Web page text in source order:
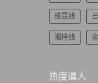
成昆线
湘桂线
热度逼人